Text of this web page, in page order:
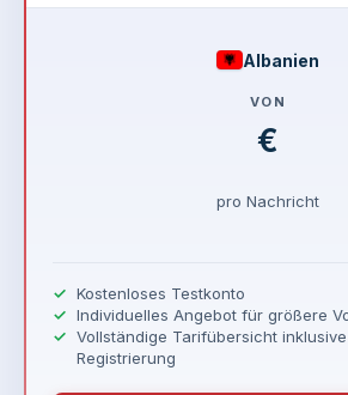
Albanien
VON
€
pro Nachricht
Kostenloses Testkonto
Individuelles Angebot für größere
Vollständige Tarifübersicht
Registrierung